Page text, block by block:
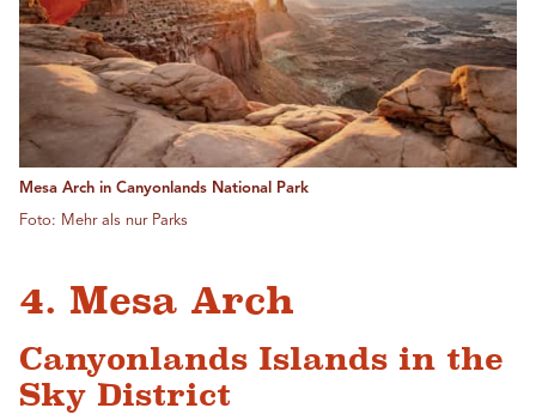
Mesa Arch in Canyonlands National Park
Foto: Mehr als nur Parks
4. Mesa Arch
Canyonlands Islands in the
Sky District